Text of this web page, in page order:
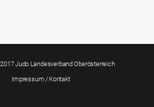
Judo Landesverband Oberösterreich
Impressum / Kontakt